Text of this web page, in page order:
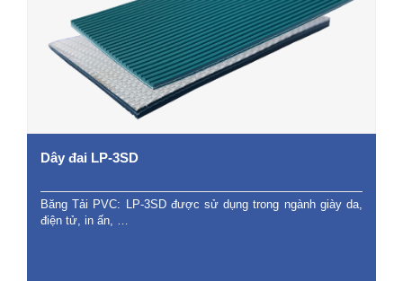
Dây đai LP-3SD
Băng Tải PVC: LP-3SD được sử dụng trong ngành giày da,
điện tử, in ấn, …